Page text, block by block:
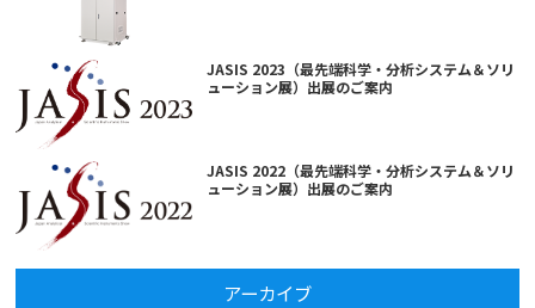
JASIS 2023（最先端科学・分析システム＆ソリ
ューション展）出展のご案内
JASIS 2022（最先端科学・分析システム＆ソリ
ューション展）出展のご案内
アーカイブ